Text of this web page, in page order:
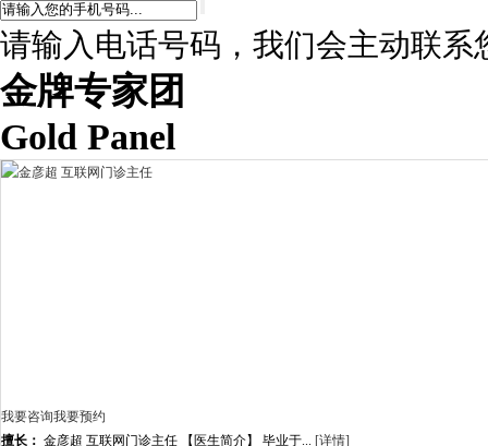
请输入电话号码，我们会主动联系
金牌专家团
Gold Panel
我要咨询我要预约
擅长： 金彦超 互联网门诊主任 【医生简介】 毕业于... [详情]